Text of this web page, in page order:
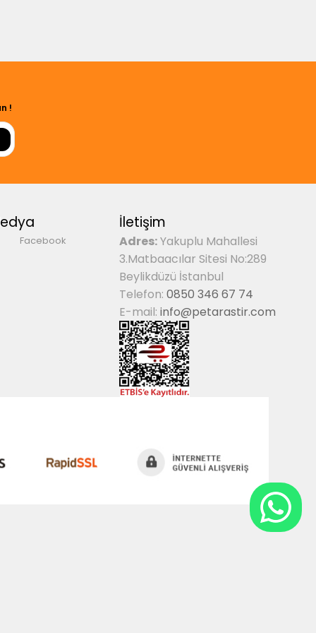
!
Facebook
İletişim
Adres:Yakuplu Mahallesi
3.Matbaacılar Sitesi No:289
Beylikdüzü İstanbul
Telefon: 0850 346 67 74
E-mail: info@petarastir.com